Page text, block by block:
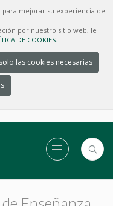
mejorar su experiencia de
por nuestro sitio web, le
DE COOKIES.
las cookies necesarias